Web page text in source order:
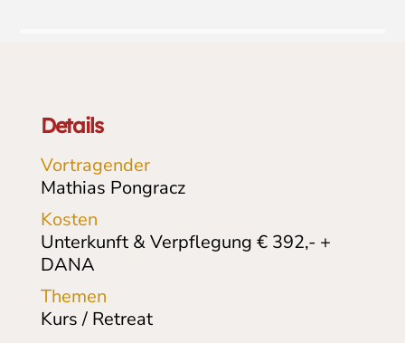
Details
Vortragender
Mathias Pongracz
Kosten
Unterkunft & Verpflegung € 392,- +
DANA
Themen
Kurs / Retreat